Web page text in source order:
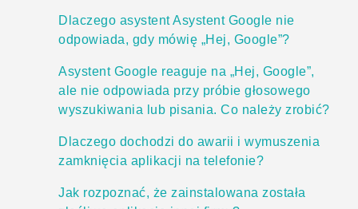
Dlaczego asystent Asystent Google nie
odpowiada, gdy mówię „Hej, Google”?
Asystent Google reaguje na „Hej, Google”,
ale nie odpowiada przy próbie głosowego
wyszukiwania lub pisania. Co należy zrobić?
Dlaczego dochodzi do awarii i wymuszenia
zamknięcia aplikacji na telefonie?
Jak rozpoznać, że zainstalowana została